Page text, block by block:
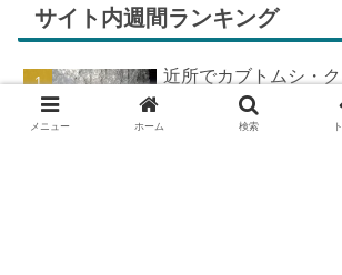
サイト内週間ランキング
近所でカブトムシ・
こで採れる？穴場採
方！採集場所と方法
メニュー ホーム 検索